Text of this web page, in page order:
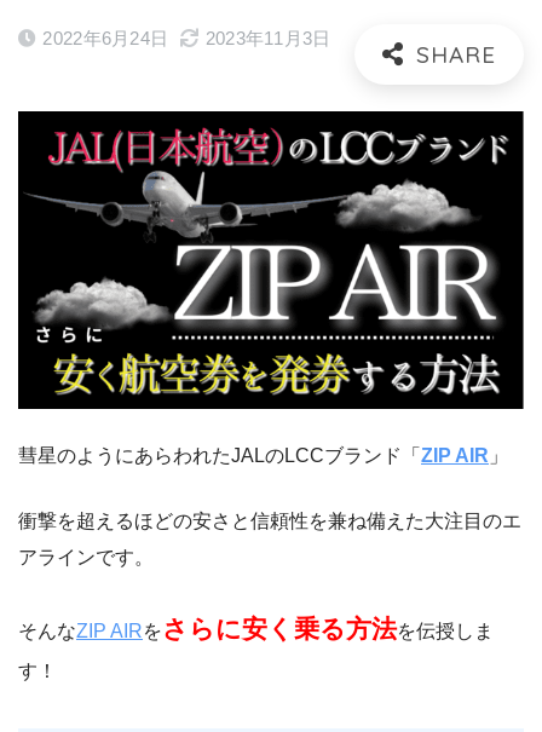
2022年6月24日 2023年11月3日
彗星のようにあらわれたJALのLCCブランド「 ZIP AIR 」
衝撃を超えるほどの安さと信頼性を兼ね備えた大注目のエ
アラインです。
そんなZIP AIRをさらに安く乗る方法を伝授しま
す！